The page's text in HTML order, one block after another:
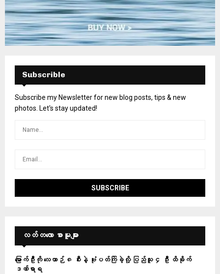
Subscrible
Subscribe my Newsletter for new blog posts, tips & new
photos. Let's stay updated!
လတ်တ‌လော စာမူများ
မြောက်ဦးကို လေယာဉ် ၈ စီးနဲ့ ဗုံးပတ်ကြဲခဲ့လို့ ပြည်သူ ၄ ဦး ထိခိုက်
ဒဏ်ရာရ